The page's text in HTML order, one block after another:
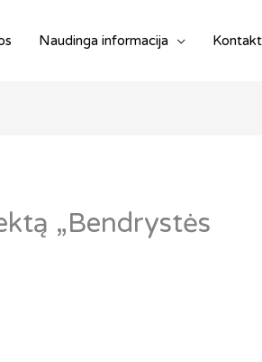
Naudinga informacija
„Bendrystės